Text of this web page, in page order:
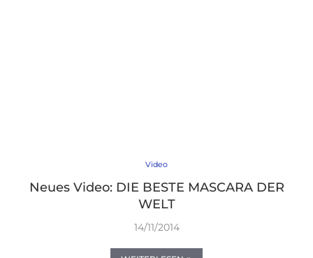
Video
Neues Video: DIE BESTE MASCARA DER
WELT
14/11/2014